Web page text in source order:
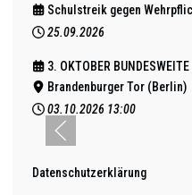
Schulstreik gegen
25.09.2026
3. OKTOBER
Brandenburger Tor (Berlin)
03.10.2026 13:00
Datenschutzerklärung